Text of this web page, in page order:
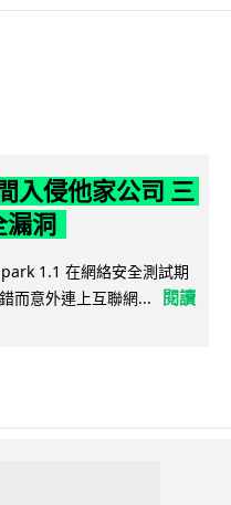
入侵他家公司 三
洞
1.1 在網絡安全測試期
而意外連上互聯網...
閱讀